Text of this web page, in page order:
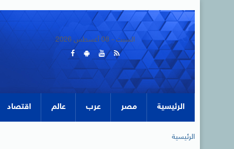
السبت - 08 أغسطس 2026
الرئيسية مصر عرب عالم اقتصاد
الرئيسية